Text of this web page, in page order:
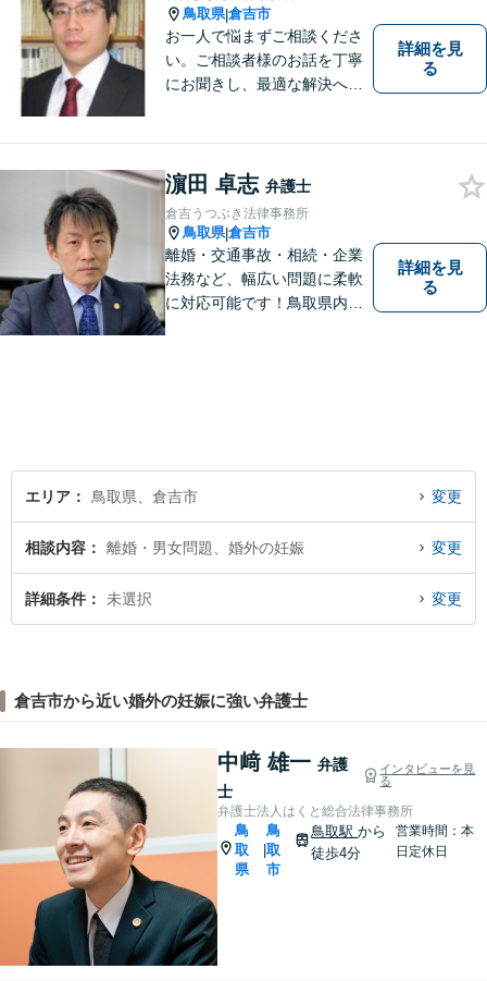
鳥取県|倉吉市
お一人で悩まずご相談くださ
い。ご相談者様のお話を丁寧
にお聞きし、最適な解決へと
詳細を見
る
濵田 卓志 弁護士
倉吉うつぶき法律事務所
鳥取県|倉吉市
離婚・交通事故・相続・企業
法務など、幅広い問題に柔軟
に対応可能です！鳥取県内の
詳細を見
る
エリア 鳥取県、倉吉市 変更
相談内容 離婚・男女問題、婚外の妊娠 変更
詳細条件 未選択 変更
倉吉市から近い婚外の妊娠に強い弁護士
中﨑 雄一 弁護
士
インタビューを見
る
弁護士法人はくと総合法律事務所
鳥
取
県
鳥
取
市
鳥取駅から
徒歩4分
営業時間：本
日定休日